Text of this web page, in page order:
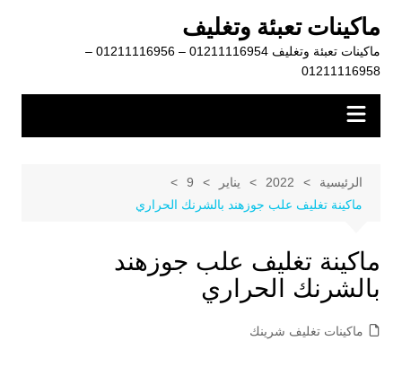
المحتوى
ماكينات تعبئة وتغليف
ماكينات تعبئة وتغليف 01211116954 – 01211116956 –
01211116958
الرئيسية 2022 يناير
9
ماكينة تغليف علب جوزهند بالشرنك الحراري
ماكينة تغليف علب جوزهند
بالشرنك الحراري
ماكينات تغليف شرينك